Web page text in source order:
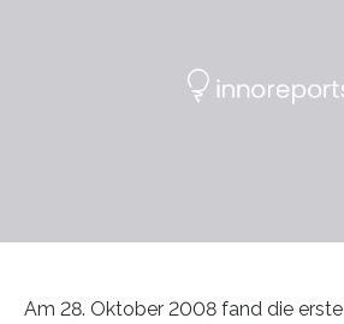
Am 28. Oktober 2008 fand die